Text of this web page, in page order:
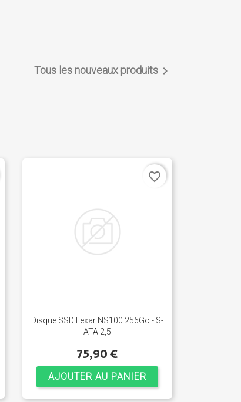
Tous les nouveaux produits 
Disque SSD Lexar NS100 256Go - S-
ATA 2,5
75,90 €
AJOUTER AU PANIER
favorite_border